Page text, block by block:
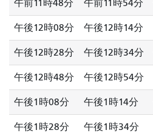
午前11時48分 午前11時54分
午後12時08分 午後12時14分
午後12時28分 午後12時34分
午後12時48分 午後12時54分
午後1時08分 午後1時14分
午後1時28分 午後1時34分